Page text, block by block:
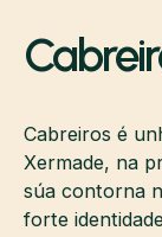
Cabreiros é
Xermade, na
súa contorna
forte